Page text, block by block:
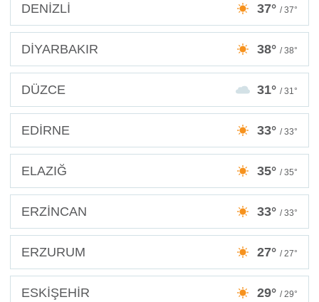
DENİZLİ 37° / 37°
DİYARBAKIR 38° / 38°
DÜZCE 31° / 31°
EDİRNE 33° / 33°
ELAZIĞ 35° / 35°
ERZİNCAN 33° / 33°
ERZURUM 27° / 27°
ESKİŞEHİR 29° / 29°